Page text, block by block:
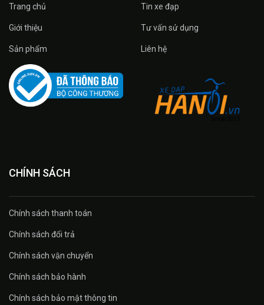
Trang chủ
Giới thiệu
Sản phẩm
Tin xe đạp
Tư vấn sử dụng
Liên hệ
CHÍNH SÁCH
Chính sách thanh toán
Chính sách đổi trả
Chính sách vận chuyển
Chính sách bảo hành
Chính sách bảo mật thông tin